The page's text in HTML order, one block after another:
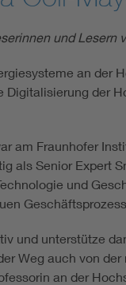
und Lesern
an der
Digitalisierung der
am Fraunhofer
als Senior Expert
und
und unterstütze
Weg auch von
an der